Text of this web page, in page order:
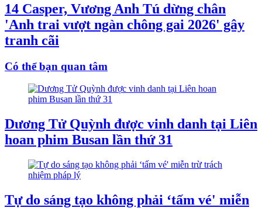
14 Casper, Vương Anh Tú dừng chân
'Anh trai vượt ngàn chông gai 2026' gây
tranh cãi
Có thể bạn quan tâm
Dương Tử Quỳnh được vinh danh tại Liên
hoan phim Busan lần thứ 31
Tự do sáng tạo không phải ‘tấm vé' miễn